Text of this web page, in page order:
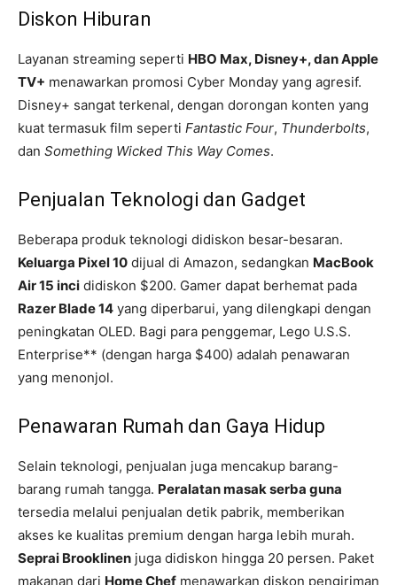
Diskon Hiburan
Layanan streaming seperti HBO Max, Disney+, dan Apple
TV+ menawarkan promosi Cyber Monday yang agresif.
Disney+ sangat terkenal, dengan dorongan konten yang
kuat termasuk film seperti Fantastic Four, Thunderbolts,
dan Something Wicked This Way Comes.
Penjualan Teknologi dan Gadget
Beberapa produk teknologi didiskon besar-besaran.
Keluarga Pixel 10 dijual di Amazon, sedangkan MacBook
Air 15 inci didiskon $200. Gamer dapat berhemat pada
Razer Blade 14 yang diperbarui, yang dilengkapi dengan
peningkatan OLED. Bagi para penggemar, Lego U.S.S.
Enterprise** (dengan harga $400) adalah penawaran
yang menonjol.
Penawaran Rumah dan Gaya Hidup
Selain teknologi, penjualan juga mencakup barang-
barang rumah tangga. Peralatan masak serba guna
tersedia melalui penjualan detik pabrik, memberikan
akses ke kualitas premium dengan harga lebih murah.
Seprai Brooklinen juga didiskon hingga 20 persen. Paket
makanan dari Home Chef menawarkan diskon pengiriman